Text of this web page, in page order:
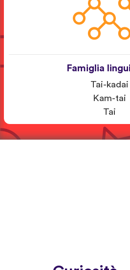
Famiglia
Tai-kadai
Kam-tai
Tai